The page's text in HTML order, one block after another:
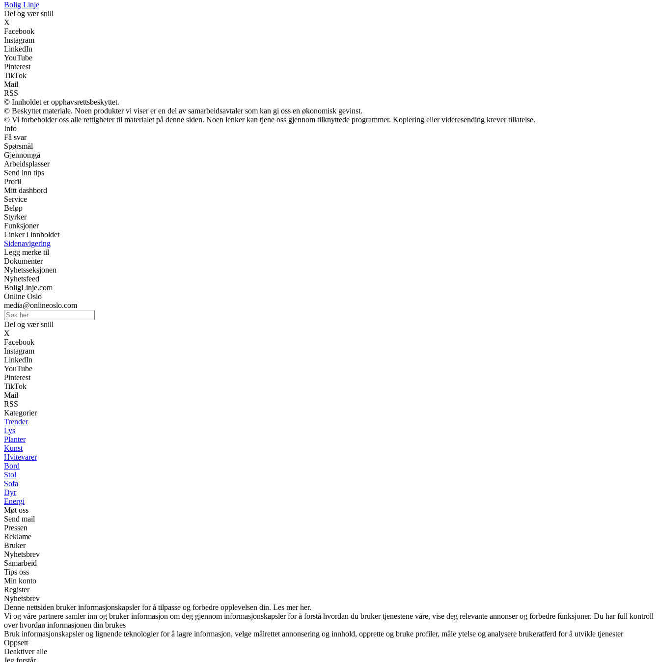
Bolig Linje
Del og vær snill
X
Facebook
Instagram
LinkedIn
YouTube
Pinterest
TikTok
Mail
RSS
© Innholdet er opphavsrettsbeskyttet.
© Beskyttet materiale. Noen produkter vi viser er en del av samarbeidsavtaler som kan gi oss en økonomisk gevinst.
© Vi forbeholder oss alle rettigheter til materialet på denne siden. Noen lenker kan tjene oss gjennom tilknyttede programmer. Kopiering eller videresending krever tillatelse.
Info
Få svar
Spørsmål
Gjennomgå
Arbeidsplasser
Send inn tips
Profil
Mitt dashbord
Service
Beløp
Styrker
Funksjoner
Linker i innholdet
Sidenavigering
Legg merke til
Dokumenter
Nyhetsseksjonen
Nyhetsfeed
BoligLinje.com
Online Oslo
media@onlineoslo.com
Del og vær snill
X
Facebook
Instagram
LinkedIn
YouTube
Pinterest
TikTok
Mail
RSS
Kategorier
Trender
Lys
Planter
Kunst
Hvitevarer
Bord
Stol
Sofa
Dyr
Energi
Møt oss
Send mail
Pressen
Reklame
Bruker
Nyhetsbrev
Samarbeid
Tips oss
Min konto
Register
Nyhetsbrev
Denne nettsiden bruker informasjonskapsler for å tilpasse og forbedre opplevelsen din. Les mer her.
Vi og våre partnere samler inn og bruker informasjon om deg gjennom informasjonskapsler for å forstå hvordan du bruker tjenestene våre, vise deg relevante annonser og forbedre funksjoner. Du har full kontroll
over hvordan informasjonen din brukes
Bruk informasjonskapsler og lignende teknologier for å lagre informasjon, velge målrettet annonsering og innhold, opprette og bruke profiler, måle ytelse og analysere brukeratferd for å utvikle tjenester
Oppsett
Deaktiver alle